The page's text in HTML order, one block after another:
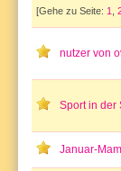
[Gehe zu Seite: 1
nutzer von
Sport in der
Januar-